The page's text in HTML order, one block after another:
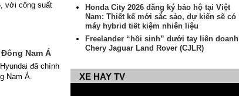
với công suất
Nam Á
đã chính
Nam Á.
Honda City 2026 đăng ký bảo hộ tại Việt
Nam: Thiết kế mới sắc sảo, dự kiến sẽ có
máy hybrid tiết kiệm nhiên liệu
Freelander “hồi sinh” dưới tay liên doanh
Chery Jaguar Land Rover (CJLR)
XE HAY TV